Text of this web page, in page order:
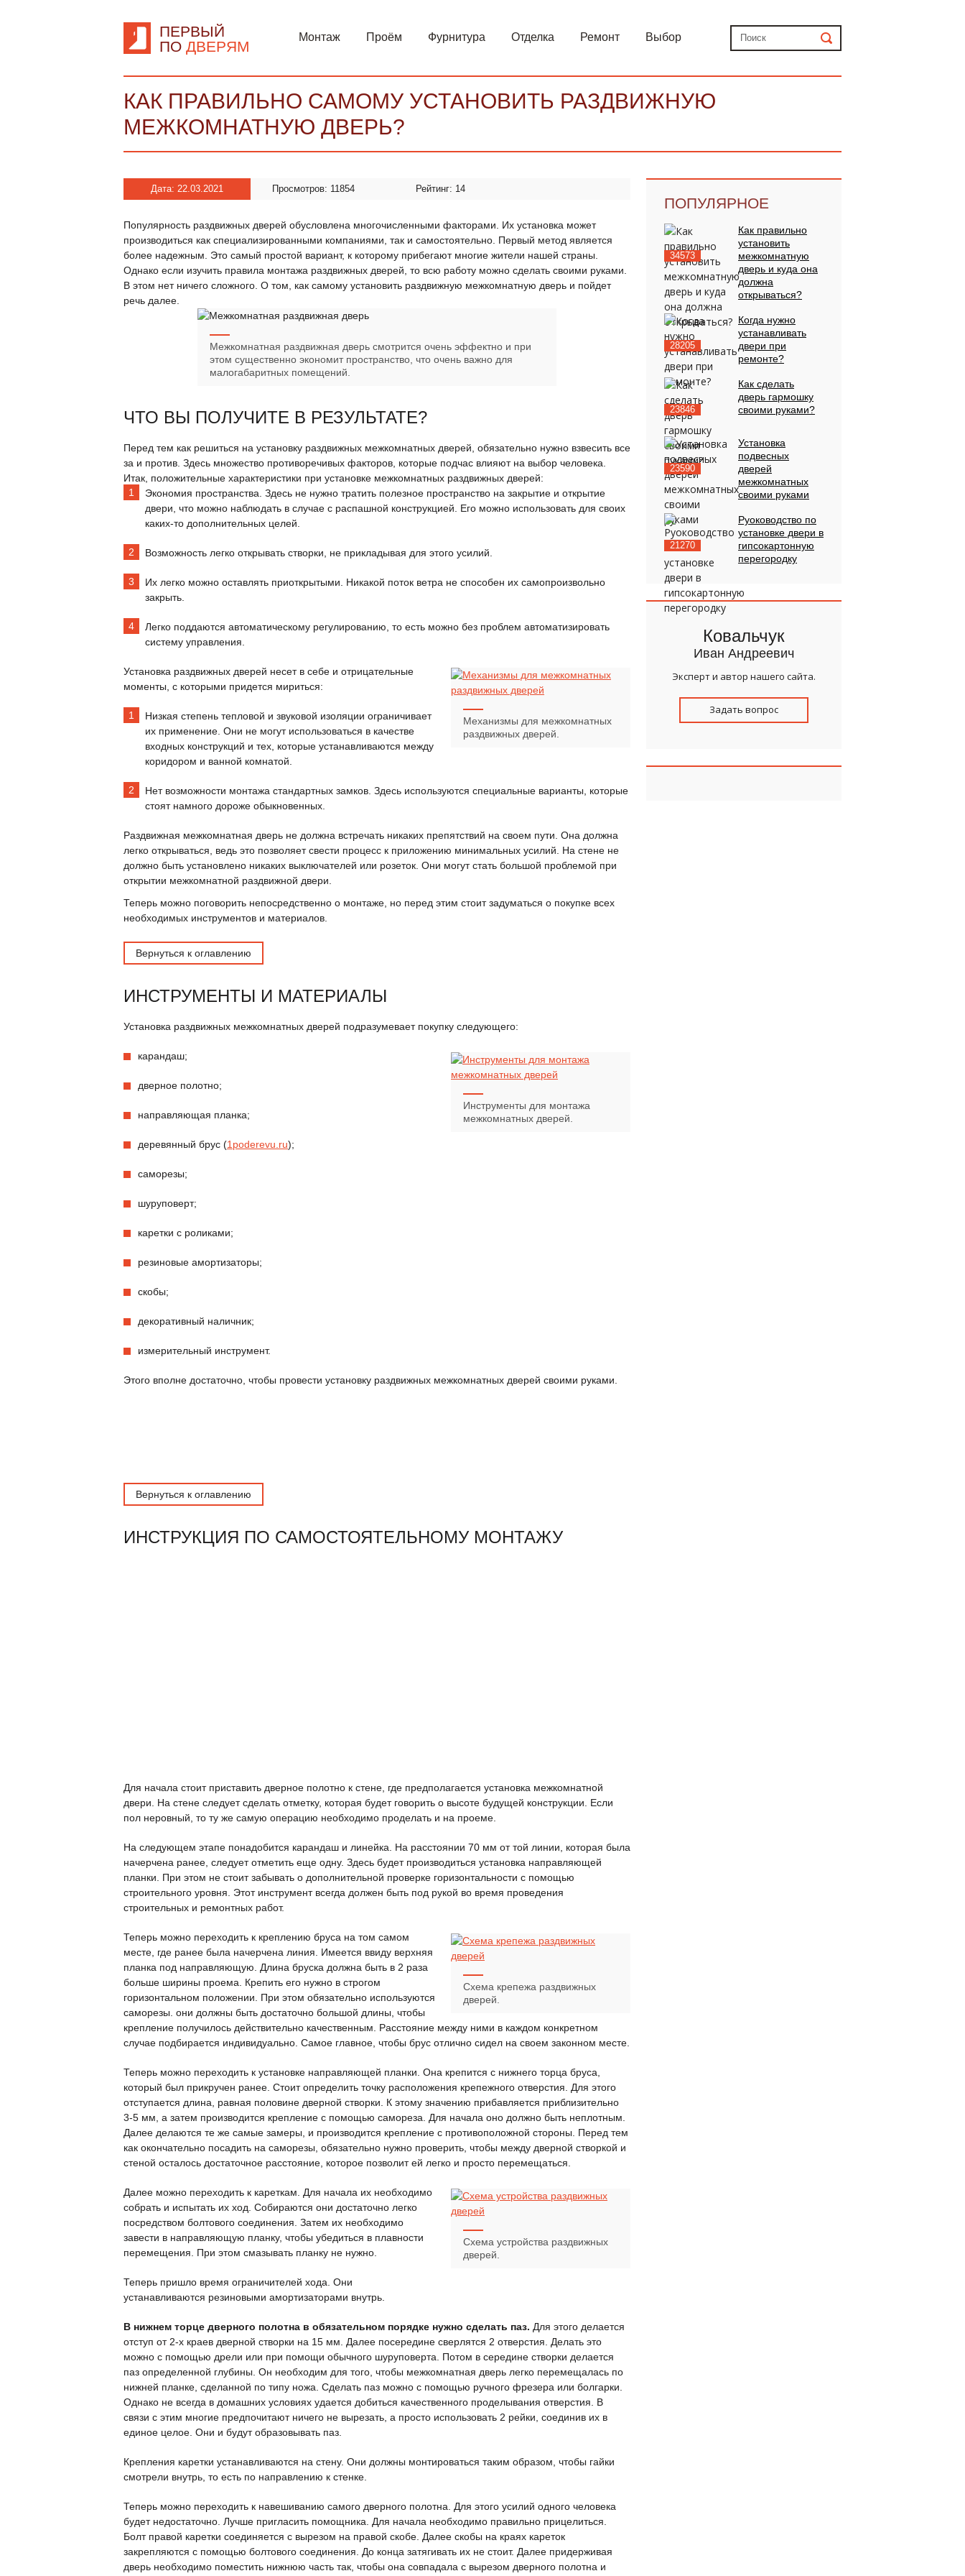
ПЕРВЫЙ
ПО ДВЕРЯМ
Монтаж Проём Фурнитура Отделка Ремонт Выбор
КАК ПРАВИЛЬНО САМОМУ УСТАНОВИТЬ РАЗДВИЖНУЮ
МЕЖКОМНАТНУЮ ДВЕРЬ?
Дата: 22.03.2021 Просмотров: 11854 Рейтинг: 14
Популярность раздвижных дверей обусловлена многочисленными факторами. Их установка может
производиться как специализированными компаниями, так и самостоятельно. Первый метод является
более надежным. Это самый простой вариант, к которому прибегают многие жители нашей страны.
Однако если изучить правила монтажа раздвижных дверей, то всю работу можно сделать своими руками.
В этом нет ничего сложного. О том, как самому установить раздвижную межкомнатную дверь и пойдет
речь далее.
Межкомнатная раздвижная дверь смотрится очень эффектно и при
этом существенно экономит пространство, что очень важно для
малогабаритных помещений.
ЧТО ВЫ ПОЛУЧИТЕ В РЕЗУЛЬТАТЕ?
Перед тем как решиться на установку раздвижных межкомнатных дверей, обязательно нужно взвесить все
за и против. Здесь множество противоречивых факторов, которые подчас влияют на выбор человека.
Итак, положительные характеристики при установке межкомнатных раздвижных дверей:
Экономия пространства. Здесь не нужно тратить полезное пространство на закрытие и открытие
двери, что можно наблюдать в случае с распашной конструкцией. Его можно использовать для своих
каких-то дополнительных целей.
Возможность легко открывать створки, не прикладывая для этого усилий.
Их легко можно оставлять приоткрытыми. Никакой поток ветра не способен их самопроизвольно
закрыть.
Легко поддаются автоматическому регулированию, то есть можно без проблем автоматизировать
систему управления.
Механизмы для межкомнатных
раздвижных дверей.
Установка раздвижных дверей несет в себе и отрицательные
моменты, с которыми придется мириться:
Низкая степень тепловой и звуковой изоляции ограничивает
их применение. Они не могут использоваться в качестве
входных конструкций и тех, которые устанавливаются между
коридором и ванной комнатой.
Нет возможности монтажа стандартных замков. Здесь используются специальные варианты, которые
стоят намного дороже обыкновенных.
Раздвижная межкомнатная дверь не должна встречать никаких препятствий на своем пути. Она должна
легко открываться, ведь это позволяет свести процесс к приложению минимальных усилий. На стене не
должно быть установлено никаких выключателей или розеток. Они могут стать большой проблемой при
открытии межкомнатной раздвижной двери.
Теперь можно поговорить непосредственно о монтаже, но перед этим стоит задуматься о покупке всех
необходимых инструментов и материалов.
Вернуться к оглавлению
ИНСТРУМЕНТЫ И МАТЕРИАЛЫ
Установка раздвижных межкомнатных дверей подразумевает покупку следующего:
Инструменты для монтажа
межкомнатных дверей.
карандаш;
дверное полотно;
направляющая планка;
деревянный брус (1poderevu.ru);
саморезы;
шуруповерт;
каретки с роликами;
резиновые амортизаторы;
скобы;
декоративный наличник;
измерительный инструмент.
Этого вполне достаточно, чтобы провести установку раздвижных межкомнатных дверей своими руками.
Вернуться к оглавлению
ИНСТРУКЦИЯ ПО САМОСТОЯТЕЛЬНОМУ МОНТАЖУ
Для начала стоит приставить дверное полотно к стене, где предполагается установка межкомнатной
двери. На стене следует сделать отметку, которая будет говорить о высоте будущей конструкции. Если
пол неровный, то ту же самую операцию необходимо проделать и на проеме.
На следующем этапе понадобится карандаш и линейка. На расстоянии 70 мм от той линии, которая была
начерчена ранее, следует отметить еще одну. Здесь будет производиться установка направляющей
планки. При этом не стоит забывать о дополнительной проверке горизонтальности с помощью
строительного уровня. Этот инструмент всегда должен быть под рукой во время проведения
строительных и ремонтных работ.
Схема крепежа раздвижных
дверей.
Теперь можно переходить к креплению бруса на том самом
месте, где ранее была начерчена линия. Имеется ввиду верхняя
планка под направляющую. Длина бруска должна быть в 2 раза
больше ширины проема. Крепить его нужно в строгом
горизонтальном положении. При этом обязательно используются
саморезы. они должны быть достаточно большой длины, чтобы
крепление получилось действительно качественным. Расстояние между ними в каждом конкретном
случае подбирается индивидуально. Самое главное, чтобы брус отлично сидел на своем законном месте.
Теперь можно переходить к установке направляющей планки. Она крепится с нижнего торца бруса,
который был прикручен ранее. Стоит определить точку расположения крепежного отверстия. Для этого
отступается длина, равная половине дверной створки. К этому значению прибавляется приблизительно
3-5 мм, а затем производится крепление с помощью самореза. Для начала оно должно быть неплотным.
Далее делаются те же самые замеры, и производится крепление с противоположной стороны. Перед тем
как окончательно посадить на саморезы, обязательно нужно проверить, чтобы между дверной створкой и
стеной осталось достаточное расстояние, которое позволит ей легко и просто перемещаться.
Схема устройства раздвижных
дверей.
Далее можно переходить к кареткам. Для начала их необходимо
собрать и испытать их ход. Собираются они достаточно легко
посредством болтового соединения. Затем их необходимо
завести в направляющую планку, чтобы убедиться в плавности
перемещения. При этом смазывать планку не нужно.
Теперь пришло время ограничителей хода. Они
устанавливаются резиновыми амортизаторами внутрь.
В нижнем торце дверного полотна в обязательном порядке нужно сделать паз. Для этого делается
отступ от 2-х краев дверной створки на 15 мм. Далее посередине сверлятся 2 отверстия. Делать это
можно с помощью дрели или при помощи обычного шуруповерта. Потом в середине створки делается
паз определенной глубины. Он необходим для того, чтобы межкомнатная дверь легко перемещалась по
нижней планке, сделанной по типу ножа. Сделать паз можно с помощью ручного фрезера или болгарки.
Однако не всегда в домашних условиях удается добиться качественного проделывания отверстия. В
связи с этим многие предпочитают ничего не вырезать, а просто использовать 2 рейки, соединив их в
единое целое. Они и будут образовывать паз.
Крепления каретки устанавливаются на стену. Они должны монтироваться таким образом, чтобы гайки
смотрели внутрь, то есть по направлению к стенке.
Теперь можно переходить к навешиванию самого дверного полотна. Для этого усилий одного человека
будет недостаточно. Лучше пригласить помощника. Для начала необходимо правильно прицелиться.
Болт правой каретки соединяется с вырезом на правой скобе. Далее скобы на краях кареток
закрепляются с помощью болтового соединения. До конца затягивать их не стоит. Далее придерживая
дверь необходимо поместить нижнюю часть так, чтобы она совпадала с вырезом дверного полотна и
ПОПУЛЯРНОЕ
34573
Как правильно
установить
межкомнатную
дверь и куда она
должна
открываться?
28205
Когда нужно
устанавливать
двери при
ремонте?
23846
Как сделать
дверь гармошку
своими руками?
23590
Установка
подвесных
дверей
межкомнатных
своими руками
21270
Руоководство по
установке двери в
гипсокартонную
перегородку
Ковальчук
Иван Андреевич
Эксперт и автор нашего сайта.
Задать вопрос